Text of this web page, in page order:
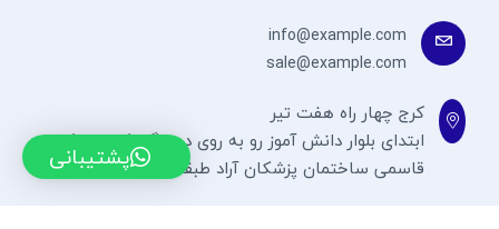
info@example.com
sale@example.com
کرج چهار راه هفت تیر
ابتدای بلوار دانش آموز رو به روی درمانگاه کلانتری کوچه
قاسمی ساختمان پزشکان آراد طبقه 7
پشتیبانی